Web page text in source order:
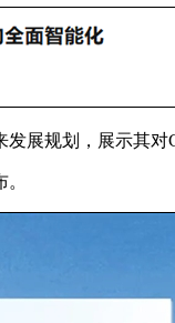
展规划，展示其对